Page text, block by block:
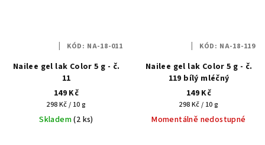
Nailee gel lak Color 5 g - č.
11
149 Kč
Měrná
cena:
298 Kč / 10 g
Skladem(2 ks)
KÓD: NA-18-011
Nailee gel lak Color 5 g - č.
119 bílý mléčný
149 Kč
Měrná
cena:
298 Kč / 10 g
Momentálně nedostupné
KÓD: NA-18-119